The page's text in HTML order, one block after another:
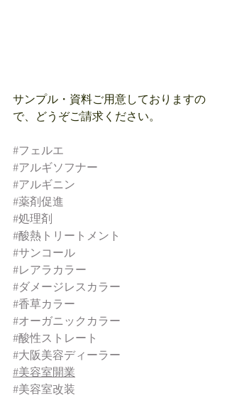
サンプル・資料ご用意しておりますの
で、どうぞご請求ください。
#フェルエ
#アルギソフナー
#アルギニン
#薬剤促進
#処理剤
#酸熱トリートメント
#サンコール
#レアラカラー
#ダメージレスカラー
#香草カラー
#オーガニックカラー
#酸性ストレート
#大阪美容ディーラー
#美容室開業
#美容室改装